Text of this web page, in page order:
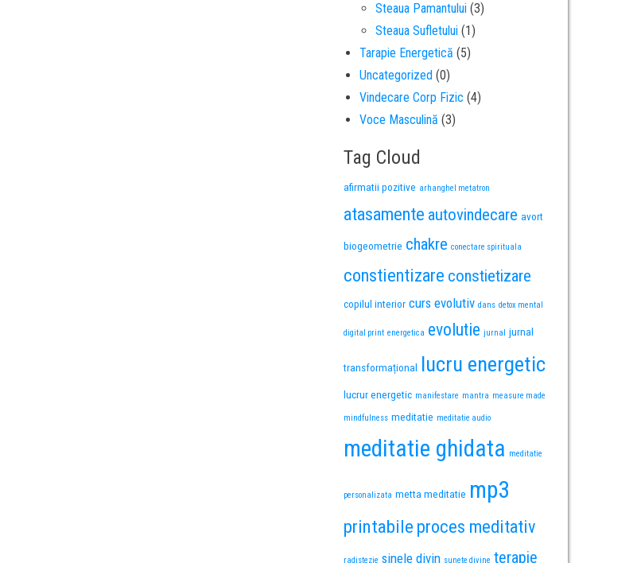
Steaua Pamantului (3)
Steaua Sufletului (1)
Tarapie Energetică (5)
Uncategorized (0)
Vindecare Corp Fizic (4)
Voce Masculină (3)
Tag Cloud
afirmatii pozitive arhanghel metatron
atasamente autovindecare avort
biogeometrie chakre conectare spirituala
constientizare constietizare
copilul interior curs evolutiv dans detox mental
digital print energetica evolutie jurnal jurnal
transformațional lucru energetic
lucrur energetic manifestare mantra measure made
mindfulness meditatie meditatie audio
meditatie ghidata meditatie
personalizata metta meditatie mp3
printabile proces meditativ
radistezie sinele divin sunete divine terapie